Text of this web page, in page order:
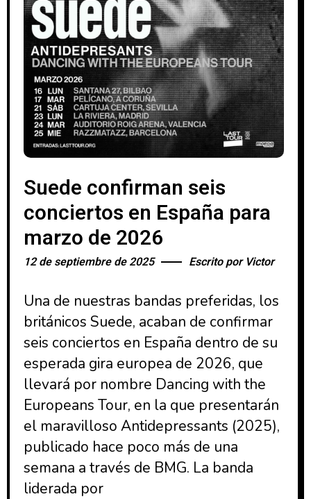
Suede confirman seis
conciertos en España para
marzo de 2026
12 de septiembre de 2025 Escrito por Victor
Una de nuestras bandas preferidas, los
británicos Suede, acaban de confirmar
seis conciertos en España dentro de su
esperada gira europea de 2026, que
llevará por nombre Dancing with the
Europeans Tour, en la que presentarán
el maravilloso Antidepressants (2025),
publicado hace poco más de una
semana a través de BMG. La banda
liderada por